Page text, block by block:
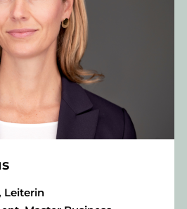
Leiterin